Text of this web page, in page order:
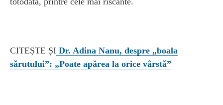
CITEȘTE ȘI Dr. Adina Nanu, despre „boala
sărutului”: „Poate apărea la orice vârstă”